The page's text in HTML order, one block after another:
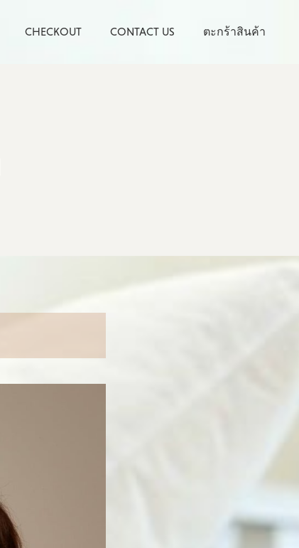
CHECKOUT CONTACT US ตะกร้าสินค้า